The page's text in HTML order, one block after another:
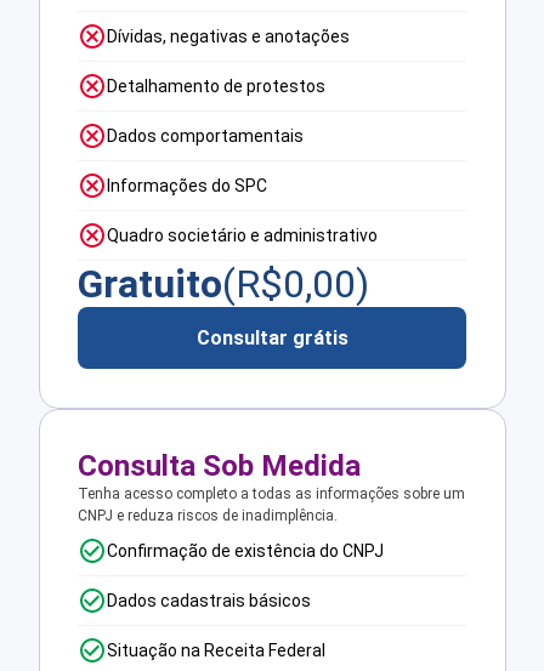
Dívidas, negativas e anotações
Detalhamento de protestos
Dados comportamentais
Informações do SPC
Quadro societário e administrativo
Gratuito(R$0,00)
Consultar grátis
Consulta Sob Medida
Tenha acesso completo a todas as informações sobre um
CNPJ e reduza riscos de inadimplência.
Confirmação de existência do CNPJ
Dados cadastrais básicos
Situação na Receita Federal